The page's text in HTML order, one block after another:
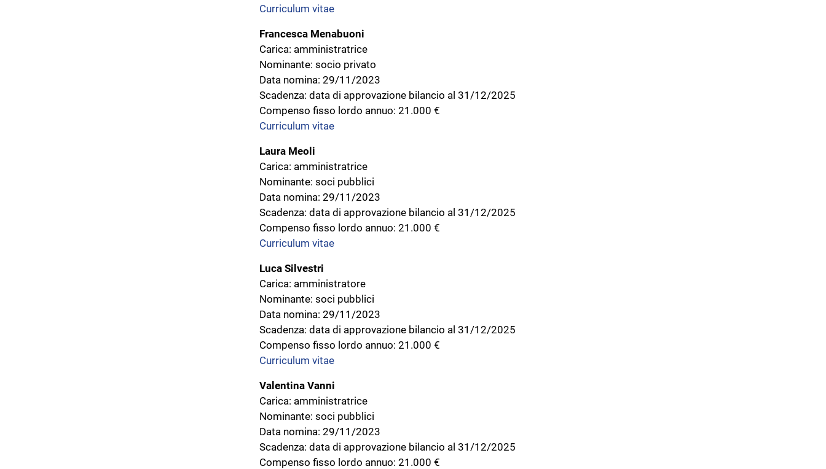
Curriculum vitae
Francesca Menabuoni
Carica: amministratrice
Nominante: socio privato
Data nomina: 29/11/2023
Scadenza: data di approvazione bilancio al 31/12/2025
Compenso fisso lordo annuo: 21.000 €
Curriculum vitae
Laura Meoli
Carica: amministratrice
Nominante: soci pubblici
Data nomina: 29/11/2023
Scadenza: data di approvazione bilancio al 31/12/2025
Compenso fisso lordo annuo: 21.000 €
Curriculum vitae
Luca Silvestri
Carica: amministratore
Nominante: soci pubblici
Data nomina: 29/11/2023
Scadenza: data di approvazione bilancio al 31/12/2025
Compenso fisso lordo annuo: 21.000 €
Curriculum vitae
Valentina Vanni
Carica: amministratrice
Nominante: soci pubblici
Data nomina: 29/11/2023
Scadenza: data di approvazione bilancio al 31/12/2025
Compenso fisso lordo annuo: 21.000 €